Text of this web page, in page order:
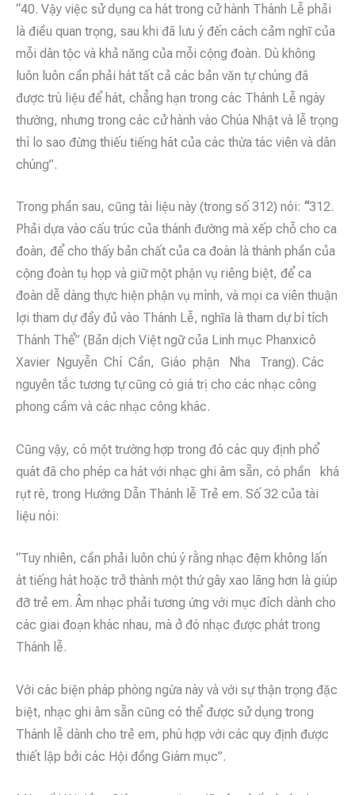
“40. Vậy việc sử dụng ca hát trong cử hành Thánh Lễ phải
là điều quan trọng, sau khi đã lưu ý đến cách cảm nghĩ của
mỗi dân tộc và khả năng của mỗi cộng đoàn. Dù không
luôn luôn cần phải hát tất cả các bản văn tự chúng đã
được trù liệu để hát, chẳng hạn trong các Thánh Lễ ngày
thường, nhưng trong các cử hành vào Chúa Nhật và lễ trọng
thì lo sao đừng thiếu tiếng hát của các thừa tác viên và dân
chúng”.
Trong phần sau, cũng tài liệu này (trong số 312) nói: “312.
Phải dựa vào cấu trúc của thánh đường mà xếp chỗ cho ca
đoàn, để cho thấy bản chất của ca đoàn là thành phần của
cộng đoàn tụ họp và giữ một phận vụ riêng biệt, để ca
đoàn dễ dàng thực hiện phận vụ mình, và mọi ca viên thuận
lợi tham dự đầy đủ vào Thánh Lễ, nghĩa là tham dự bí tích
Thánh Thể” (Bản dịch Việt ngữ của Linh mục Phanxicô
Xavier Nguyễn Chí Cần, Giáo phận Nha Trang). Các
nguyên tắc tương tự cũng có giá trị cho các nhạc công
phong cầm và các nhạc công khác.
Cũng vậy, có một trường hợp trong đó các quy định phổ
quát đã cho phép ca hát với nhạc ghi âm sẵn, có phần khá
rụt rè, trong Hướng Dẫn Thánh lễ Trẻ em. Số 32 của tài
liệu nói:
“Tuy nhiên, cần phải luôn chú ý rằng nhạc đệm không lấn
át tiếng hát hoặc trở thành một thứ gây xao lãng hơn là giúp
đỡ trẻ em. Âm nhạc phải tương ứng với mục đích dành cho
các giai đoạn khác nhau, mà ở đó nhạc được phát trong
Thánh lễ.
Với các biện pháp phòng ngừa này và với sự thận trọng đặc
biệt, nhạc ghi âm sẵn cũng có thể được sử dụng trong
Thánh lễ dành cho trẻ em, phù hợp với các quy định được
thiết lập bởi các Hội đồng Giám mục”.